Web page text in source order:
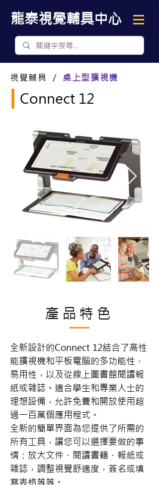
​龍泰視覺輔具中心
視覺輔具 ／ 桌上型擴視機
Connect 12
產品特色
全新設計的Connect 12結合了高性
能擴視機和平板電腦的多功能性、
易用性，以及從線上圖書館閱讀報
紙或雜誌。適合學生和專業人士的
理想設備，允許免費和開放使用超
過一百萬個應用程式。
全新的簡單界面為您提供了所需的
所有工具，讓您可以選擇要做的事
情：放大文件、閱讀書籍、報紙或
雜誌，調整視覺舒適度，簽名或填
寫表格等等。